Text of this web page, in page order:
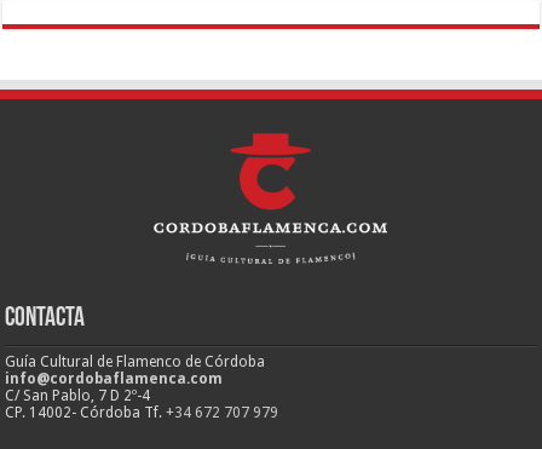
Contacta
Guía Cultural de Flamenco de Córdoba
info@cordobaflamenca.com
C/ San Pablo, 7 D 2º-4
CP. 14002- Córdoba Tf.+34 672 707 979